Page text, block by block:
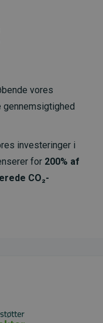
vores
investeringer i
for 200% af
CO₂-